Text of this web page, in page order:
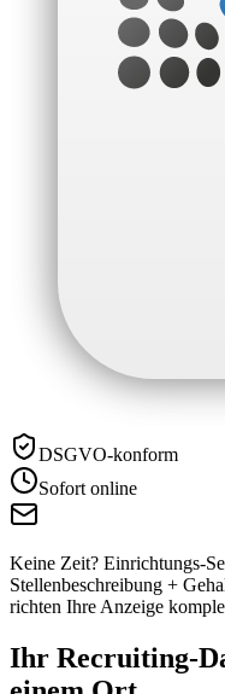
DSGVO-konform
Sofort online
Keine Zeit? Einrichtungs-
Stellenbeschreibung +
richten Ihre Anzeige
Ihr Recruiting-